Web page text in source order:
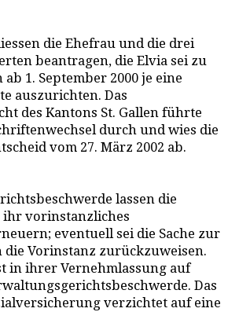
die Ehefrau und die drei
beantragen, die Elvia sei zu
1. September 2000 je eine
auszurichten. Das
des Kantons St. Gallen führte
durch und wies die
vom 27. März 2002 ab.
lassen die
vorinstanzliches
eventuell sei die Sache zur
Vorinstanz zurückzuweisen.
in ihrer Vernehmlassung auf
Das
verzichtet auf eine